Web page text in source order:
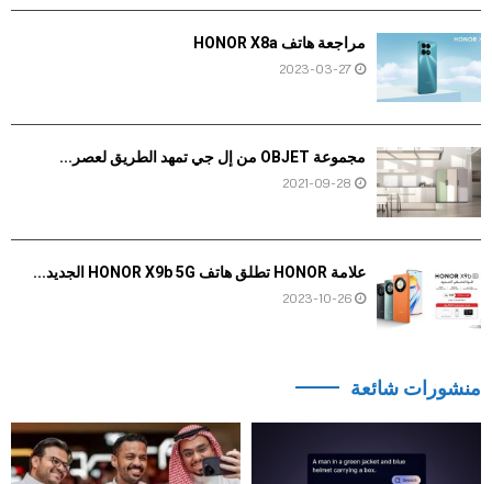
مراجعة هاتف HONOR X8a
2023-03-27
مجموعة OBJET من إل جي تمهد الطريق لعصر...
2021-09-28
علامة HONOR تطلق هاتف HONOR X9b 5G الجديد...
2023-10-26
منشورات شائعة